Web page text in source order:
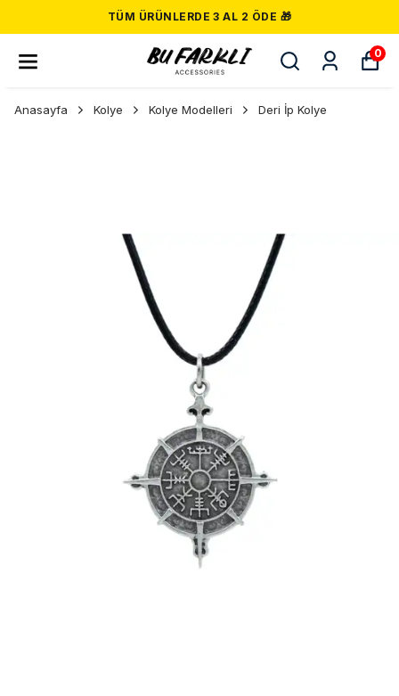
TÜM ÜRÜNLERDE 3 AL 2 ÖDE 🎁
0
Anasayfa Kolye Kolye Modelleri Deri İp Kolye